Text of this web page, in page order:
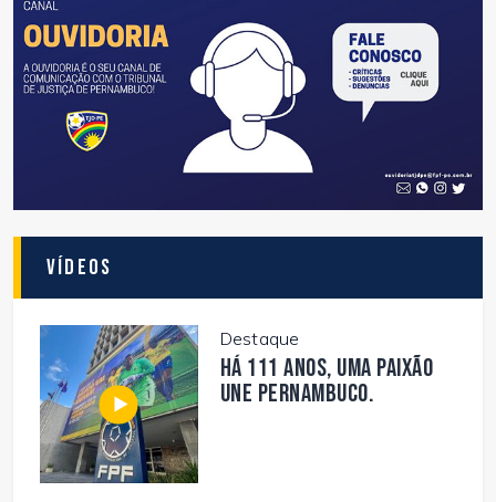
Vídeos
Destaque
Há 111 anos, uma paixão
une Pernambuco.